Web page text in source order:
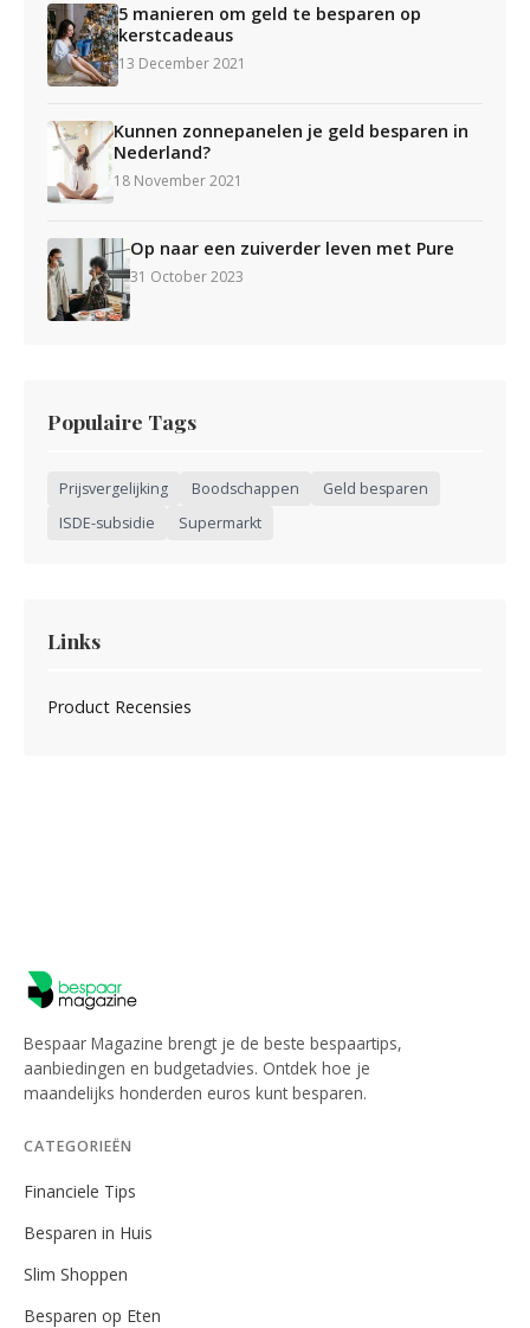
5 manieren om geld te besparen op
kerstcadeaus
13 December 2021
Kunnen zonnepanelen je geld besparen in
Nederland?
18 November 2021
Op naar een zuiverder leven met Pure
31 October 2023
Populaire Tags
Prijsvergelijking Boodschappen
Geld besparen
ISDE-subsidie
Supermarkt
Links
Product Recensies
Bespaar Magazine brengt je de beste bespaartips,
aanbiedingen en budgetadvies. Ontdek hoe je
maandelijks honderden euros kunt besparen.
CATEGORIEËN
Financiele Tips
Besparen in Huis
Slim Shoppen
Besparen op Eten